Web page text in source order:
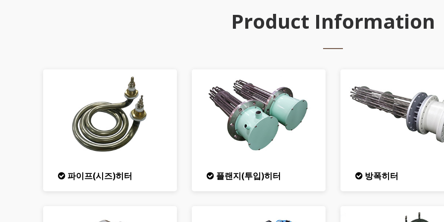
Product Information
파이프(시즈)히터 플랜지(투입)히터 방폭히터